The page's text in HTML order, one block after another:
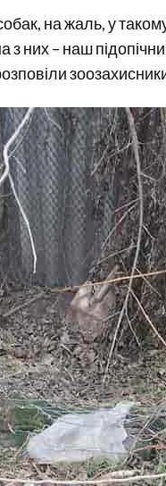
на жаль, у
з них – наш